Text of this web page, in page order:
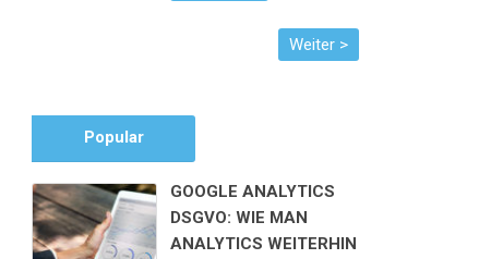
Popular
GOOGLE ANALYTICS
DSGVO: WIE MAN
ANALYTICS WEITERHIN